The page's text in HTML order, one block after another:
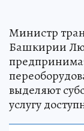
Министр
Башкирии
выделяют
услугу